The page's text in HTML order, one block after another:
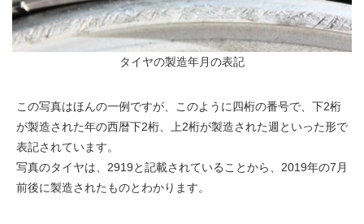
タイヤの製造年月の表記
この写真はほんの一例ですが、このように四桁の番号で、下2桁
が製造された年の西暦下2桁、上2桁が製造された週といった形で
表記されています。
写真のタイヤは、2919と記載されていることから、2019年の7月
前後に製造されたものとわかります。